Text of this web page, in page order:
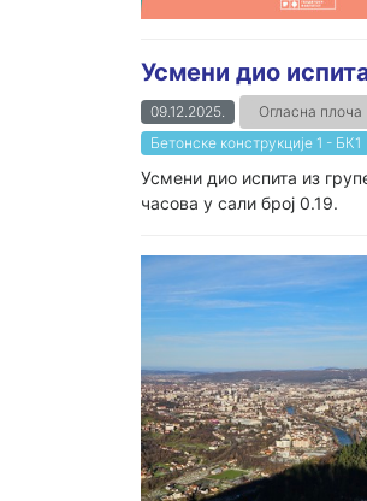
Усмени дио
09.12.2025. Огласна плоча
Бетонске конструкције 1 - БК1
Усмени дио испита из
часова у сали број 0.19.